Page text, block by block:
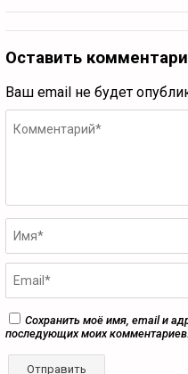
Оставить
Ваш email не будет
Сохранить моё имя, email и
последующих моих комментариев.